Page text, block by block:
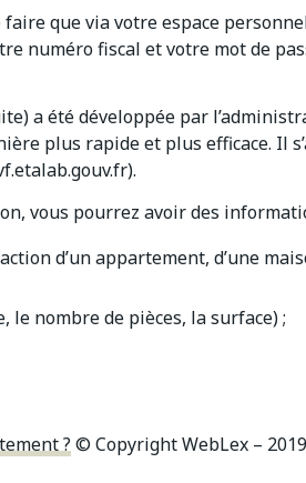
faire que via votre espace
numéro fiscal et votre mot de
a été développée par
plus rapide et plus efficace. Il
vous pourrez avoir des
d’un appartement, d’une
nombre de pièces, la surface) ;
? © Copyright WebLex – 2019